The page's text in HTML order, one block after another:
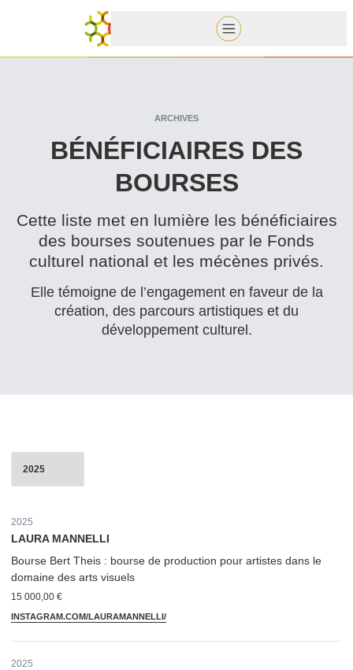
ARCHIVES
BÉNÉ­FI­CI­AIRES DES
BOURSES
Cette liste met en lumière les béné­fi­ci­aires
des bourses soutenues par le Fonds
culturel national et les mécènes privés.
Elle témoigne de l’engagement en faveur de la
création, des parcours artistiques et du
développement culturel.
LAURA MANNELLI
2025
Bourse Bert Theis : bourse de production pour artistes dans le
domaine des arts visuels
15 000,00 €
INSTAGRAM​.COM/​L​A​U​R​A​M​A​N​N​ELLI/
2025